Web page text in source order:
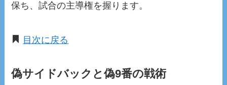
保ち、試合の主導権を握ります。
目次に戻る
偽サイドバックと偽9番の戦術